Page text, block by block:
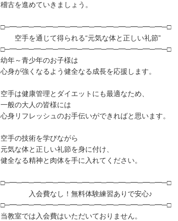
稽古を進めていきましょう。
□─━─━─━─━─━─━─━─━─━─━─━─━─━─□
空手を通じて得られる“元気な体と正しい礼節”
□─━─━─━─━─━─━─━─━─━─━─━─━─━─□
幼年～青少年のお子様は
心身が強くなるよう健全なる成長を応援します。
空手は健康管理とダイエットにも最適なため、
一般の大人の皆様には
心身リフレッシュのお手伝いができればと思います。
空手の技術を学びながら
元気な体と正しい礼節を身に付け、
健全なる精神と肉体を手に入れてください。
□─━─━─━─━─━─━─━─━─━─━─━─━─━─□
入会費なし！無料体験練習ありで安心♪
□─━─━─━─━─━─━─━─━─━─━─━─━─━─□
当教室では入会費はいただいておりません。